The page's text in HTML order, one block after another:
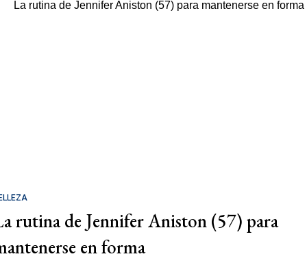
rutina de Jennifer Aniston (57) para
en forma